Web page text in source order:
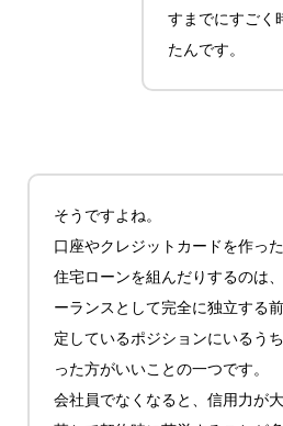
すまでにすごく
たんです。
そうですよね。
口座やクレジットカードを作った
住宅ローンを組んだりするのは
ーランスとして完全に独立する
定しているポジションにいるう
った方がいいことの一つです。
会社員でなくなると、信用力が